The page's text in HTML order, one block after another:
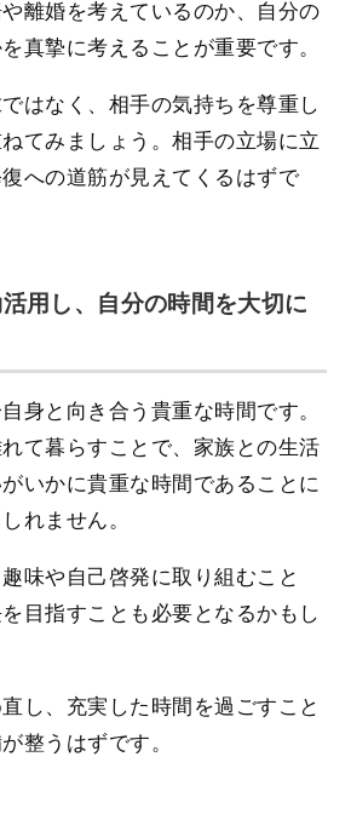
離婚を考えているのか、自分の
真摯に考えることが重要です。
はなく、相手の気持ちを尊重し
てみましょう。相手の立場に立
への道筋が見えてくるはずで
用し、自分の時間を大切に
身と向き合う貴重な時間です。
て暮らすことで、家族との生活
いかに貴重な時間であることに
れません。
味や自己啓発に取り組むこと
目指すことも必要となるかもし
し、充実した時間を過ごすこと
整うはずです。